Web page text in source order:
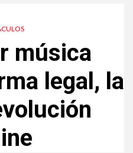
música
legal, la